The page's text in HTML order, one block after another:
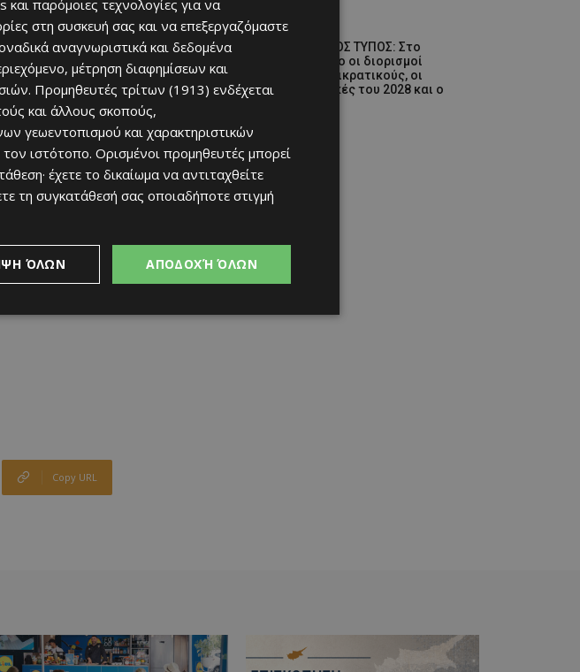
απρόσκοπτα τη
καθυστερήσεις και
Copy URL
Ειδήσεις
ΚΥΠΡΙΑΚΟΣ ΤΥΠΟΣ: Στο
επίκεντρο οι διορισμοί
στους ημικρατικούς, οι
Προεδρικές του 2028 και ο
και παρόμοιες τεχνολογίες για να
στη συσκευή σας και να επεξεργαζόμαστε
αναγνωριστικά και δεδομένα
μέτρηση διαφημίσεων και
Προμηθευτές τρίτων (1913) ενδέχεται
και άλλους σκοπούς,
γεωεντοπισμού και χαρακτηριστικών
ιστότοπο. Ορισμένοι προμηθευτές μπορεί
έχετε το δικαίωμα να αντιταχθείτε
τη συγκατάθεσή σας οποιαδήποτε στιγμή
ΑΠΟΔΟΧΉ ΌΛΩΝ
ΌΛΩΝ